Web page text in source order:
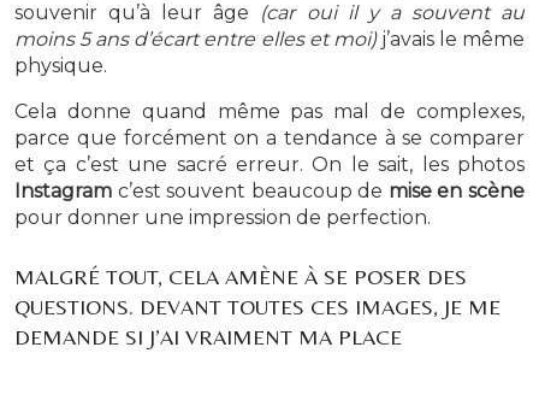
souvenir qu’à leur âge (car oui il y a souvent au
moins 5 ans d’écart entre elles et moi)j’avais le même
physique.
Cela donne quand même pas mal de complexes,
parce que forcément on a tendance à se comparer
et ça c’est une sacré erreur. On le sait, les photos
Instagram c’est souvent beaucoup de mise en scène
pour donner une impression de perfection.
MALGRÉ TOUT, CELA AMÈNE À SE POSER DES
QUESTIONS. DEVANT TOUTES CES IMAGES, JE ME
DEMANDE SI J’AI VRAIMENT MA PLACE